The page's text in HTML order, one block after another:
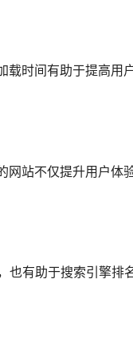
载时间有助于提高用
网站不仅提升用户体
也有助于搜索引擎排